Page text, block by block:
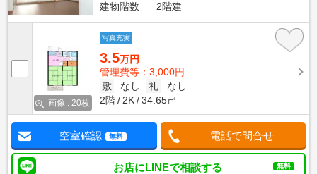
建物階数
2階建
画像 : 20枚
写真充実
3.5万円
管理費等：3,000円
敷
なし 礼
なし
2階
2K 34.65㎡
空室確認 無料 電話で問合せ
お店にLINEで相談する 無料